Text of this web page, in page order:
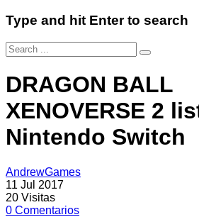
Type and hit Enter to search
DRAGON BALL
XENOVERSE 2
Nintendo Switch
AndrewGames
11 Jul 2017
20 Visitas
0 Comentarios